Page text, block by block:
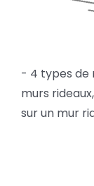
- 4 types de
murs
sur un mur